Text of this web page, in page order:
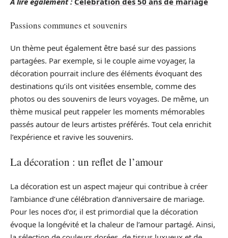
Passions communes et souvenirs
Un thème peut également être basé sur des passions
partagées. Par exemple, si le couple aime voyager, la
décoration pourrait inclure des éléments évoquant des
destinations qu’ils ont visitées ensemble, comme des
photos ou des souvenirs de leurs voyages. De même, un
thème musical peut rappeler les moments mémorables
passés autour de leurs artistes préférés. Tout cela enrichit
l’expérience et ravive les souvenirs.
La décoration : un reflet de l’amour
La décoration est un aspect majeur qui contribue à créer
l’ambiance d’une célébration d’anniversaire de mariage.
Pour les noces d’or, il est primordial que la décoration
évoque la longévité et la chaleur de l’amour partagé. Ainsi,